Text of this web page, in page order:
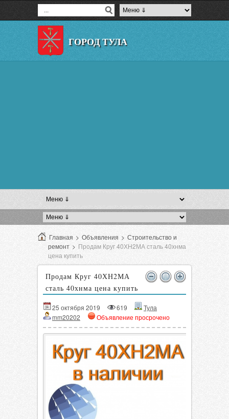
ГОРОД ТУЛА
Главная > Объявления > Строительство и
ремонт > Продам Круг 40ХН2МА сталь 40хнма
цена купить
Продам Круг 40ХН2МА
сталь 40хнма цена купить
25 октября 2019 619
Тула
mm20202
Объявление просрочено